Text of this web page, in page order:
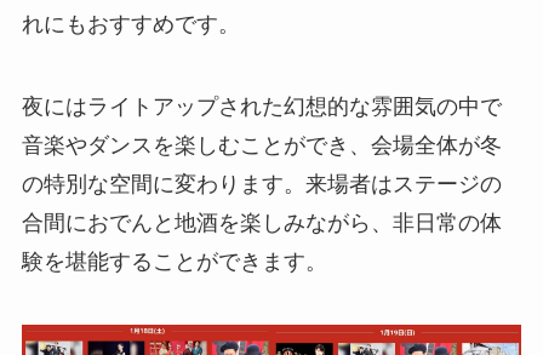
れにもおすすめです。
夜にはライトアップされた幻想的な雰囲気の中で
音楽やダンスを楽しむことができ、会場全体が冬
の特別な空間に変わります。来場者はステージの
合間におでんと地酒を楽しみながら、非日常の体
験を堪能することができます。